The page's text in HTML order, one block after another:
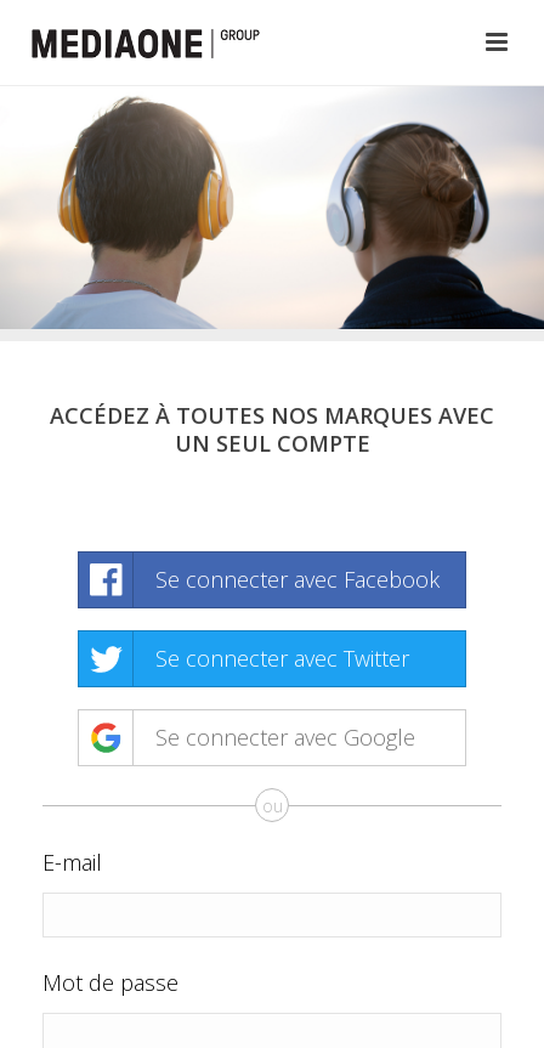
ACCÉDEZ À TOUTES NOS MARQUES AVEC
UN SEUL COMPTE
Se connecter avec Facebook
Se connecter avec Twitter
Se connecter avec Google
ou
E-mail
Mot de passe